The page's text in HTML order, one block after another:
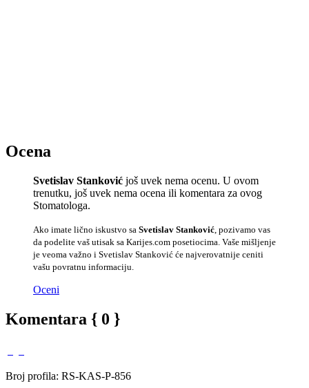
Ocena
Svetislav Stanković još uvek nema ocenu. U ovom
trenutku, još uvek nema ocena ili komentara za ovog
Stomatologa.
Ako imate lično iskustvo sa Svetislav Stanković , pozivamo vas
da podelite vaš utisak sa Karijes.com posetiocima. Vaše mišljenje
je veoma važno i Svetislav Stanković će najverovatnije ceniti
vašu povratnu informaciju.
Oceni
Komentara { 0 }
Broj profila: RS-KAS-P-856